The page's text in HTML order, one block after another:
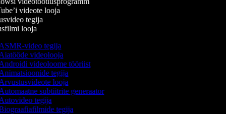
videote looja
tegija
looja
video tegija
videolooja
videoloome tööriist
tegija
looja
subtiitrite generaator
tegija
tegija